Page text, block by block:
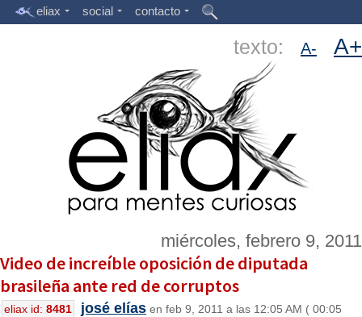
eliax social contacto
texto: A- A+
miércoles, febrero 9, 2011
Video de increíble oposición de diputada
brasileña ante red de corruptos
eliax id: 8481 josé elías en feb 9, 2011 a las 12:05 AM ( 00:05